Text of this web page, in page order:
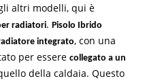
altri modelli, qui è
radiatori. Pisolo Ibrido
integrato, con una
per essere collegato a un
della caldaia. Questo